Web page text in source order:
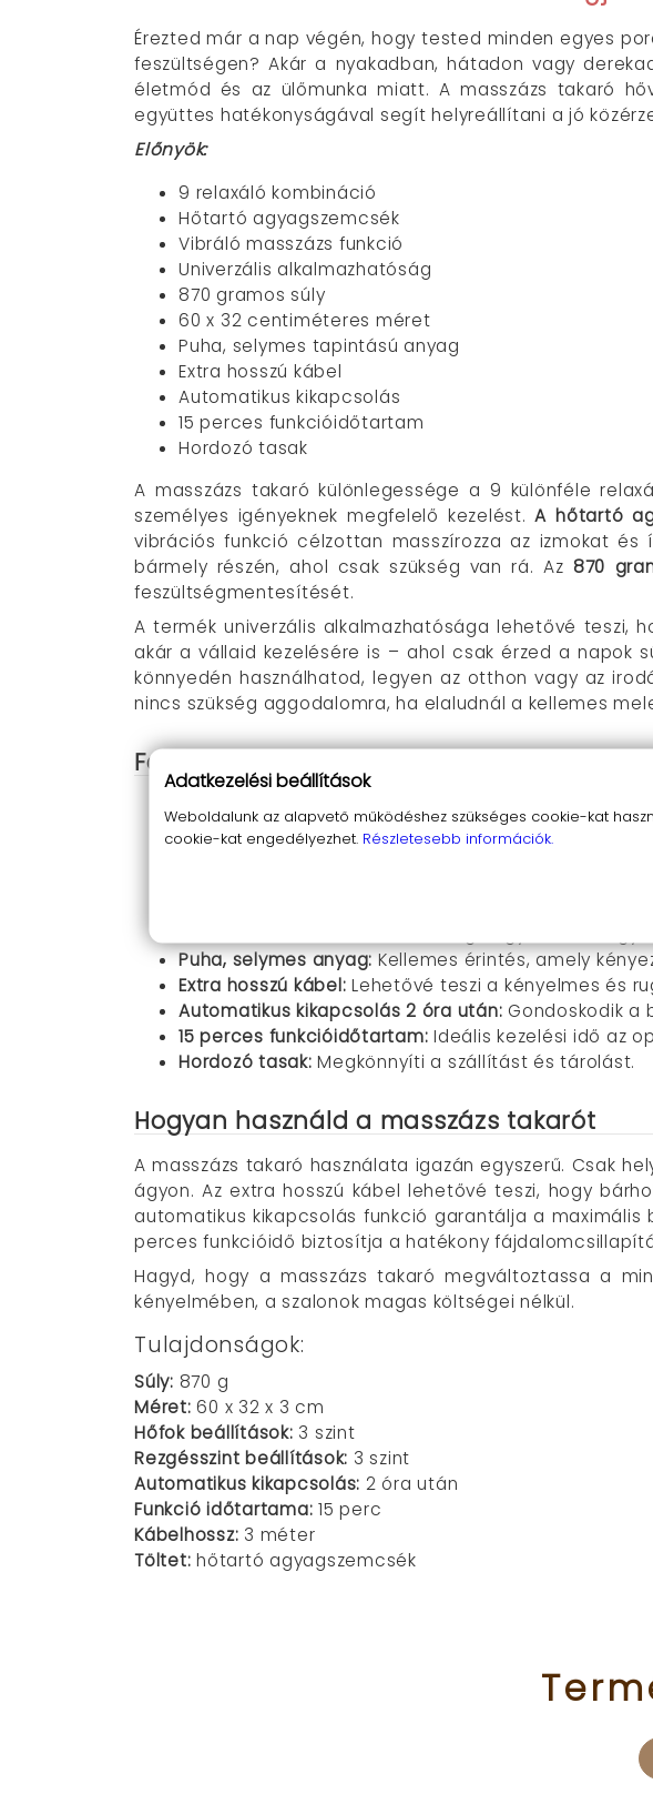
Érezted már a nap végén, hogy tested minden egyes
feszültségen? Akár a nyakadban, hátadon vagy
életmód és az ülőmunka miatt. A masszázs takaró
együttes hatékonyságával segít helyreállítani a jó
Előnyök:
9 relaxáló kombináció
Hőtartó agyagszemcsék
Vibráló masszázs funkció
Univerzális alkalmazhatóság
870 gramos súly
60 x 32 centiméteres méret
Puha, selymes tapintású anyag
Extra hosszú kábel
Automatikus kikapcsolás
15 perces funkcióidőtartam
Hordozó tasak
A masszázs takaró különlegessége a 9 különféle
személyes igényeknek megfelelő kezelést.A hőtartó
vibrációs funkció célzottan masszírozza az izmokat
bármely részén, ahol csak szükség van rá. Az 870
feszültségmentesítését.
A termék univerzális alkalmazhatósága lehetővé teszi,
akár a vállaid kezelésére is – ahol csak érzed a napok
könnyedén használhatod, legyen az otthon vagy az
nincs szükség aggodalomra, ha elaludnál a kellemes
Fedezd fel a masszázs takaró előnyeit
9 különböző relaxáló kombináció: Három hőfok és
Hőtartó agyagszemcsék:Biztosítják az egyenletes
A test bármely
Puha, selymes anyag:Kellemes érintés, amely
Extra hosszú kábel: Lehetővé teszi a kényelmes és
Automatikus kikapcsolás 2 óra után: Gondoskodik a
15 perces funkcióidőtartam: Ideális kezelési idő az
Hordozó tasak: Megkönnyíti a szállítást és tárolást.
Hogyan használd a masszázs takarót
A masszázs takaró használata igazán egyszerű. Csak
ágyon. Az extra hosszú kábel lehetővé teszi, hogy
automatikus kikapcsolás funkció garantálja a
perces funkcióidő biztosítja a hatékony
Hagyd, hogy a masszázs takaró megváltoztassa a
kényelmében, a szalonok magas költségei nélkül.
Tulajdonságok:
Súly: 870 g
Méret: 60 x 32 x 3 cm
Hőfok beállítások: 3 szint
Rezgésszint beállítások: 3 szint
Automatikus kikapcsolás: 2 óra után
Funkció időtartama: 15 perc
Kábelhossz: 3 méter
Töltet: hőtartó agyagszemcsék
Adatkezelési beállítások
Weboldalunk az alapvető működéshez szükséges cookie-kat
cookie-kat engedélyezhet. Részletesebb információk.